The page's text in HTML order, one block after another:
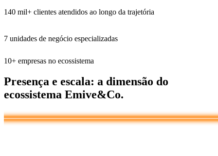
140 mil+ clientes atendidos ao longo da trajetória
7 unidades de negócio especializadas
10+ empresas no ecossistema
Presença e escala: a dimensão do
ecossistema Emive&Co.